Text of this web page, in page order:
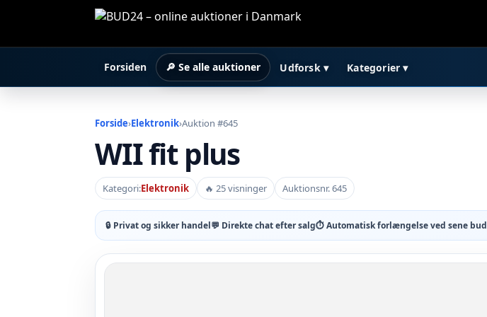
Forsiden 🔎 Se alle auktioner Udforsk ▾ Kategorier ▾
Forside›Elektronik›Auktion #645
WII fit plus
Kategori:Elektronik 🔥 25 visninger Auktionsnr. 645
🔒 Privat og sikker handel💬 Direkte chat efter salg⏱ Automatisk forlængelse ved sene bud